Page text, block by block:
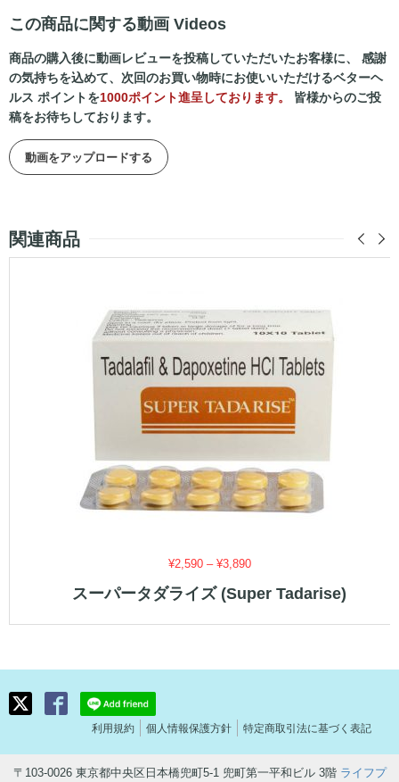
この商品に関する動画 Videos
商品の購入後に動画レビューを投稿していただいたお客様に、 感謝
の気持ちを込めて、次回のお買い物時にお使いいただけるベターヘ
ルス ポイントを1000ポイント進呈しております。
皆様からのご投
稿をお待ちしております。
動画をアップロードする
関連商品
¥2,590 –¥3,890価
帯:
スーパータダライズ (Super Tadarise)
利用規約 個人情報保護方針 特定商取引法に基づく表記
〒103-0026 東京都中央区日本橋兜町5-1 兜町第一平和ビル 3階 ライフプ